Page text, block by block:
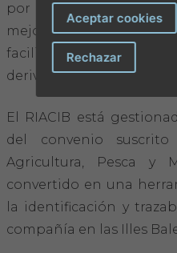
por disponer de
mejorar la gestión de
facilitar el
derivadas de la normativa
El RIACIB está
del convenio
Agricultura, Pesca y
convertido en una
la identificación y
compañía en las Illes
Aceptar cookies
Rechazar